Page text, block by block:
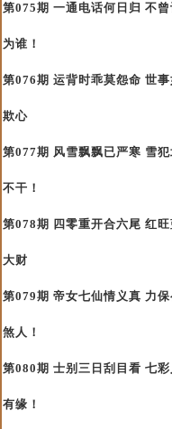
第075期 一通电话何日归 不
为谁！
第076期 运背时乖莫怨命 世
欺心
第077期 风雪飘飘已严寒 雪
不干！
第078期 四零重开合六尾 红
大财
第079期 帝女七仙情义真 力
煞人！
第080期 士别三日刮目看 七
有缘！